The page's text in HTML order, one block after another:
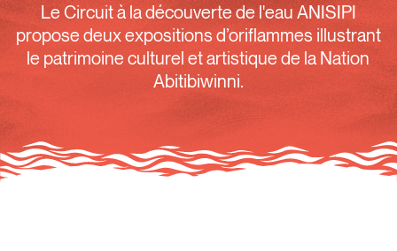
Le Circuit à la découverte de l'eau ANISIPI
propose deux expositions d’oriflammes illustrant
le patrimoine culturel et artistique de la Nation
Abitibiwinni.